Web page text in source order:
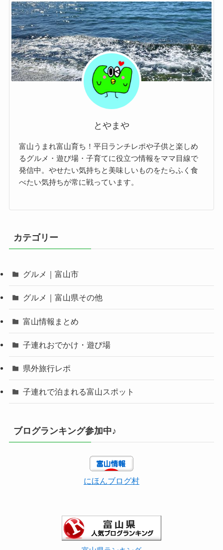
とやまや
富山うまれ富山育ち！平日ランチレポや子供と楽しめ
るグルメ・遊び場・子育てに役立つ情報をママ目線で
発信中。やせたい気持ちと美味しいものをたらふく食
べたい気持ちが常に戦っています。
カテゴリー
グルメ｜富山市
グルメ｜富山県その他
富山情報まとめ
子連れおでかけ・遊び場
県外旅行レポ
子連れで泊まれる富山スポット
ブログランキング参加中♪
にほんブログ村